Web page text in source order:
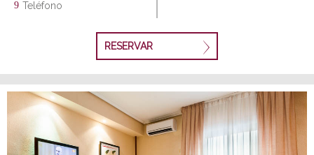
Teléfono
RESERVAR